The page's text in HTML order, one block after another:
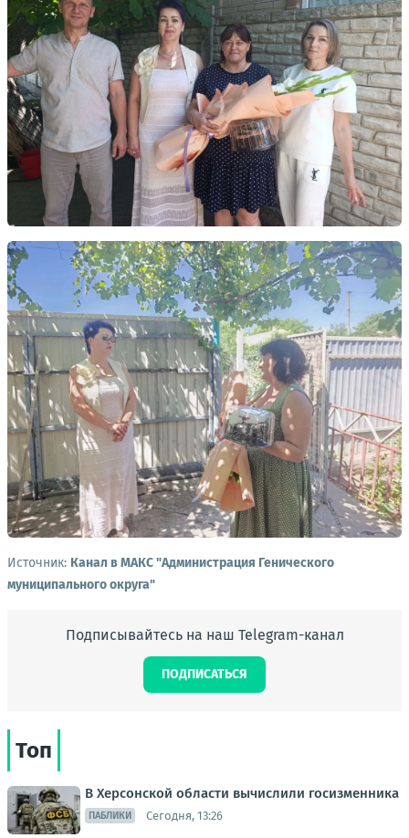
Источник: Канал в МАКС "Администрация Генического
муниципального округа"
Подписывайтесь на наш Telegram-канал
ПОДПИСАТЬСЯ
Топ
В Херсонской области вычислили госизменника
ПАБЛИКИ Сегодня, 13:26